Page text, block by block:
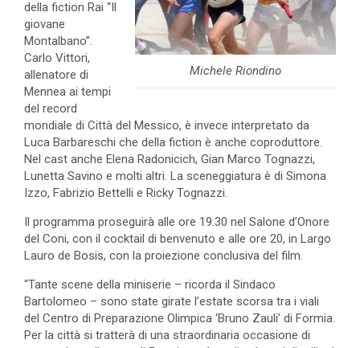
Michele Riondino
della fiction Rai “Il
giovane
Montalbano”.
Carlo Vittori,
allenatore di
Mennea ai tempi
del record
mondiale di Città del Messico, è invece interpretato da
Luca Barbareschi che della fiction è anche coproduttore.
Nel cast anche Elena Radonicich, Gian Marco Tognazzi,
Lunetta Savino e molti altri. La sceneggiatura è di Simona
Izzo, Fabrizio Bettelli e Ricky Tognazzi.
Il programma proseguirà alle ore 19.30 nel Salone d’Onore
del Coni, con il cocktail di benvenuto e alle ore 20, in Largo
Lauro de Bosis, con la proiezione conclusiva del film.
“Tante scene della miniserie – ricorda il Sindaco
Bartolomeo – sono state girate l’estate scorsa tra i viali
del Centro di Preparazione Olimpica ‘Bruno Zauli’ di Formia.
Per la città si tratterà di una straordinaria occasione di